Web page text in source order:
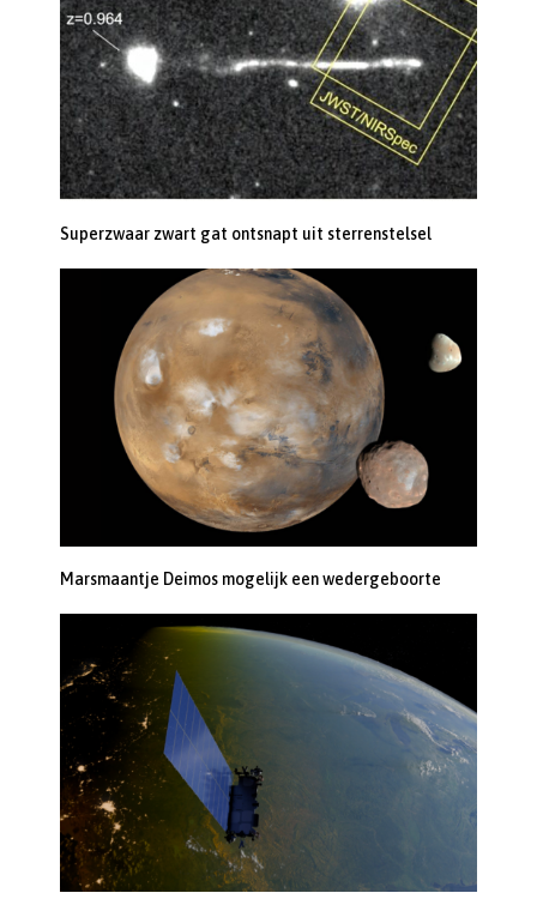
Superzwaar zwart gat ontsnapt uit sterrenstelsel
Marsmaantje Deimos mogelijk een wedergeboorte